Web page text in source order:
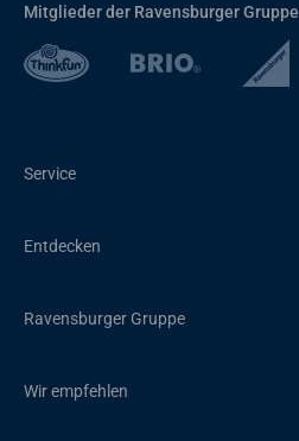
Mitglieder der Ravensburger Gruppe
Service
Entdecken
Ravensburger Gruppe
Wir empfehlen